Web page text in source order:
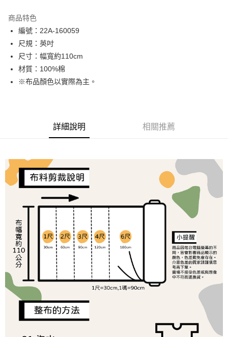
Apple Pay
街口支付
Google Pay
大哥付你分期
2.付款方式選擇「大哥付你分期」，訂單成立後會自動跳轉到大哥付的交易
流程，驗證手機門號後，選擇欲分期的期數、繳款截止日，確認付款後即完
4.訂單成立30分鐘內，如未前往確認交易或遇審核未通過，訂單將自動取
消。如遇「轉專審核」未通過狀況，表示未達大哥付你分期系統評分，恕無
法說明評估內容。
1.分期款項不併入電信帳單，「大哥付你分期」於每月結算日後寄送繳費提
醒簡訊。
2.透過簡訊連結打開帳單後，可選擇「超商條碼／台灣大直營門市／銀行轉
帳／街口支付／iPASS MONEY」等通路繳費。
【注意事項】
1.本服務係由「台灣大哥大股份有限公司」（以下簡稱本公司）所提供，讓
用戶於交易時，得透過本服務購買商品或服務，並由商店將買賣／分期付款
買賣價金債權讓與本公司後，依約使用本公司帳單繳交帳款。
2.基於同意付款使用「大哥付你分期」之契約關係目的，商店將以您的個人
資料（包含姓名、電話或地址）提供予台灣大哥大進項蒐集、處理及利用，
由本公司與您本人進行分期帳單所需資料之確認、核對及更正。
3.完整用戶服務條款，請詳閱以下連結：
【關於「AFTEE先享後付」】
便利好安心！
１．簡單：不需註冊會員、不需綁卡、不需儲值。
２．便利：只要手機號碼，簡訊認證，即可結帳。
３．安心：先確認商品／服務後，再付款。
【「AFTEE先享後付」結帳流程】
１．於結帳方式選擇「AFTEE先享後付」後，將跳轉至「AFTEE先享後付」
結帳頁面，進行簡訊認證並確認金額後，即可完成結帳。
２．訂單成立數日內，您將收到繳費通知簡訊。
３．收到繳費通知簡訊後14天內，點擊此簡訊中的連結，可透過四大超商／
ATM／網路銀行／等多元方式進行付款，方視為交易完成。
※ 請注意：結帳手續完成當下不需立刻繳費，但若您需要取消訂單，請聯絡
購買商品的店家。未經商家同意取消之訂單仍視為有效，需透過AFTEE先享
後付繳納相關費用。
※ 交易是否成功請以「AFTEE先享後付 」之結帳頁面顯示為準，若有關於
是否繳費成功／繳費後需取消欲退款等相關疑問，請聯繫「AFTEE先享後付
客戶支援中心」https://netprotections.freshdesk.com/support/home
１．透過由恩沛科技股份有限公司提供之「AFTEE先享後付」服務完成之交
運送方式
全家取貨付款
每筆NT$65，滿NT$1,500(含以上)免運費
7-11取貨付款
每筆NT$65，滿NT$1,500(含以上)免運費
宅配
每筆NT$150，滿NT$1,500(含以上)免運費
離島宅配
每筆NT$240
商品特色
編號：22A-160059
尺規：英吋
尺寸：幅寬約110cm
材質：100%棉
※布品顏色以實際為主。
詳細說明 相關推薦